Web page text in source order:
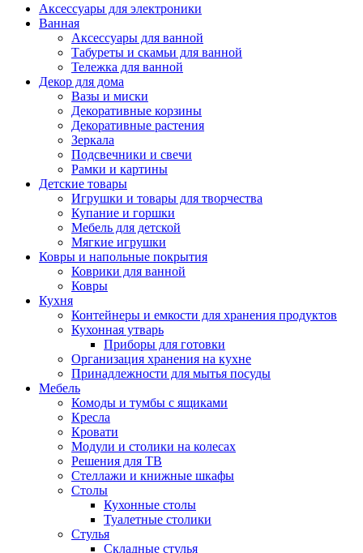
Аксессуары для электроники
Ванная
Аксессуары для ванной
Табуреты и скамьи для ванной
Тележка для ванной
Декор для дома
Вазы и миски
Декоративные корзины
Декоративные растения
Зеркала
Подсвечники и свечи
Рамки и картины
Детские товары
Игрушки и товары для творчества
Купание и горшки
Мебель для детской
Мягкие игрушки
Ковры и напольные покрытия
Коврики для ванной
Ковры
Кухня
Контейнеры и емкости для хранения продуктов
Кухонная утварь
Приборы для готовки
Организация хранения на кухне
Принадлежности для мытья посуды
Мебель
Комоды и тумбы с ящиками
Кресла
Кровати
Модули и столики на колесах
Решения для ТВ
Стеллажи и книжные шкафы
Столы
Кухонные столы
Туалетные столики
Стулья
Складные стулья